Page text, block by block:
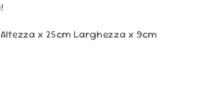
x 25cm Larghezza x 9cm